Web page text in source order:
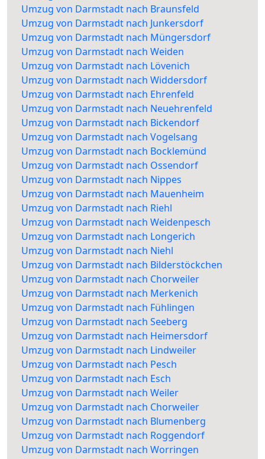
Umzug von Darmstadt nach Braunsfeld
Umzug von Darmstadt nach Junkersdorf
Umzug von Darmstadt nach Müngersdorf
Umzug von Darmstadt nach Weiden
Umzug von Darmstadt nach Lövenich
Umzug von Darmstadt nach Widdersdorf
Umzug von Darmstadt nach Ehrenfeld
Umzug von Darmstadt nach Neuehrenfeld
Umzug von Darmstadt nach Bickendorf
Umzug von Darmstadt nach Vogelsang
Umzug von Darmstadt nach Bocklemünd
Umzug von Darmstadt nach Ossendorf
Umzug von Darmstadt nach Nippes
Umzug von Darmstadt nach Mauenheim
Umzug von Darmstadt nach Riehl
Umzug von Darmstadt nach Weidenpesch
Umzug von Darmstadt nach Longerich
Umzug von Darmstadt nach Niehl
Umzug von Darmstadt nach Bilderstöckchen
Umzug von Darmstadt nach Chorweiler
Umzug von Darmstadt nach Merkenich
Umzug von Darmstadt nach Fühlingen
Umzug von Darmstadt nach Seeberg
Umzug von Darmstadt nach Heimersdorf
Umzug von Darmstadt nach Lindweiler
Umzug von Darmstadt nach Pesch
Umzug von Darmstadt nach Esch
Umzug von Darmstadt nach Weiler
Umzug von Darmstadt nach Chorweiler
Umzug von Darmstadt nach Blumenberg
Umzug von Darmstadt nach Roggendorf
Umzug von Darmstadt nach Worringen